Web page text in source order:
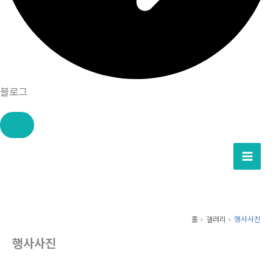
블로그
홈 갤러리 행사사진
행사사진